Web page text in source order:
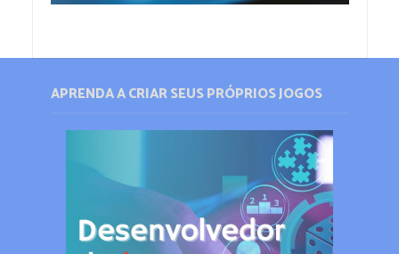
APRENDA A CRIAR SEUS PRÓPRIOS JOGOS